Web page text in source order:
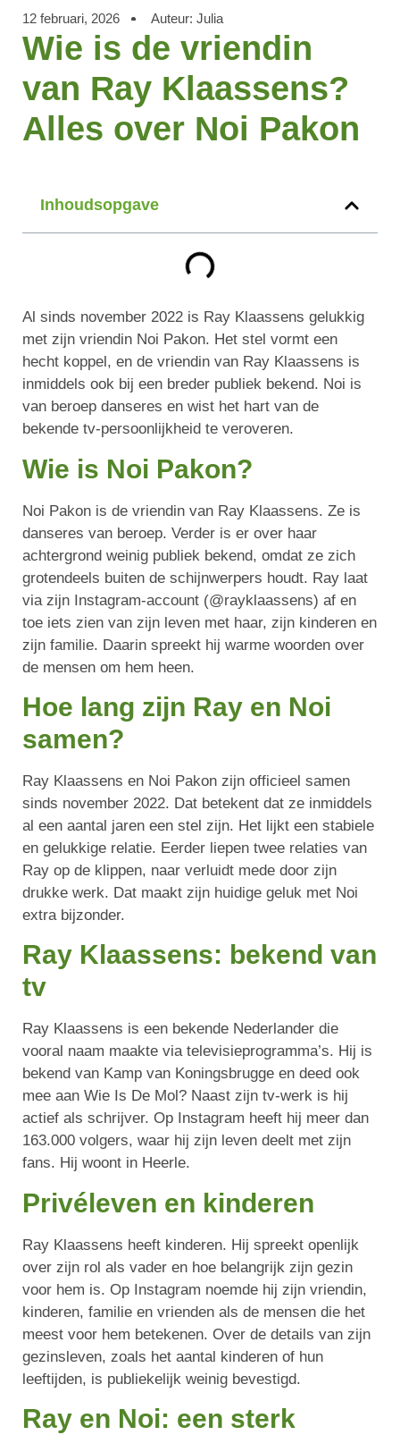
12 februari, 2026 Auteur: Julia
Wie is de vriendin
van Ray Klaassens?
Alles over Noi Pakon
Inhoudsopgave
Al sinds november 2022 is Ray Klaassens gelukkig
met zijn vriendin Noi Pakon. Het stel vormt een
hecht koppel, en de vriendin van Ray Klaassens is
inmiddels ook bij een breder publiek bekend. Noi is
van beroep danseres en wist het hart van de
bekende tv-persoonlijkheid te veroveren.
Wie is Noi Pakon?
Noi Pakon is de vriendin van Ray Klaassens. Ze is
danseres van beroep. Verder is er over haar
achtergrond weinig publiek bekend, omdat ze zich
grotendeels buiten de schijnwerpers houdt. Ray laat
via zijn Instagram-account (@rayklaassens) af en
toe iets zien van zijn leven met haar, zijn kinderen en
zijn familie. Daarin spreekt hij warme woorden over
de mensen om hem heen.
Hoe lang zijn Ray en Noi
samen?
Ray Klaassens en Noi Pakon zijn officieel samen
sinds november 2022. Dat betekent dat ze inmiddels
al een aantal jaren een stel zijn. Het lijkt een stabiele
en gelukkige relatie. Eerder liepen twee relaties van
Ray op de klippen, naar verluidt mede door zijn
drukke werk. Dat maakt zijn huidige geluk met Noi
extra bijzonder.
Ray Klaassens: bekend van
tv
Ray Klaassens is een bekende Nederlander die
vooral naam maakte via televisieprogramma’s. Hij is
bekend van Kamp van Koningsbrugge en deed ook
mee aan Wie Is De Mol? Naast zijn tv-werk is hij
actief als schrijver. Op Instagram heeft hij meer dan
163.000 volgers, waar hij zijn leven deelt met zijn
fans. Hij woont in Heerle.
Privéleven en kinderen
Ray Klaassens heeft kinderen. Hij spreekt openlijk
over zijn rol als vader en hoe belangrijk zijn gezin
voor hem is. Op Instagram noemde hij zijn vriendin,
kinderen, familie en vrienden als de mensen die het
meest voor hem betekenen. Over de details van zijn
gezinsleven, zoals het aantal kinderen of hun
leeftijden, is publiekelijk weinig bevestigd.
Ray en Noi: een sterk